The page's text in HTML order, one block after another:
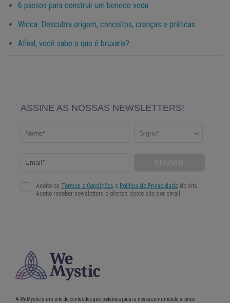
6 passos para construir um boneco vodu
Wicca: Descubra origem, conceitos, crenças e práticas
Afinal, você sabe o que é bruxaria?
A WeMystic é um site de conteúdos que poderão ajudar a nossa comunidade a tomar